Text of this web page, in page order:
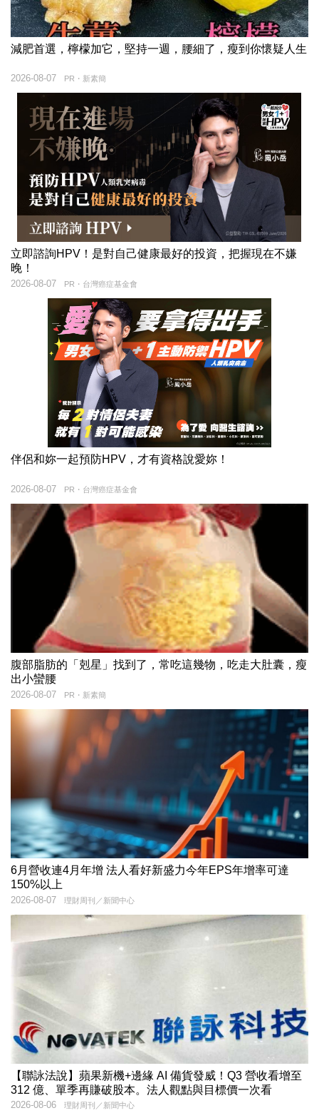
減肥首選，檸檬加它，堅持一週，腰細了，瘦到你懷疑人生
PR・新素簡
2026-08-07
立即諮詢HPV！是對自己健康最好的投資，把握現在不嫌
晚！
PR・台灣癌症基金會
2026-08-07
伴侶和妳一起預防HPV，才有資格說愛妳！
PR・台灣癌症基金會
2026-08-07
腹部脂肪的「剋星」找到了，常吃這幾物，吃走大肚囊，瘦
出小蠻腰
PR・新素簡
2026-08-07
6月營收連4月年增 法人看好新盛力今年EPS年增率可達
150%以上
理財周刊／新聞中心
2026-08-07
【聯詠法說】蘋果新機+邊緣 AI 備貨發威！Q3 營收看增至
312 億、單季再賺破股本。法人觀點與目標價一次看
理財周刊／新聞中心
2026-08-06